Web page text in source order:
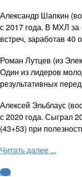
Александр Шапкин
с 2017 года. В МХЛ за
встреч, заработав 40
Роман Лутцев (из
Один из лидеров
результативных
Алексей Эльблаус
с 2020 года. Сыграл
(43+53) при
Читать далее ...
КХЛ